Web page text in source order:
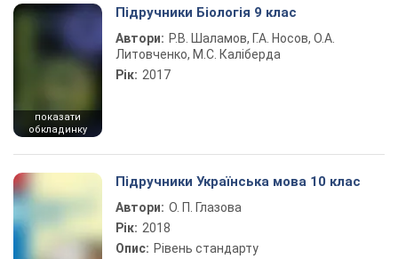
показати
обкладинку
Підручники Біологія 9 клас
Автори: Р.В. Шаламов, Г.А. Носов, О.А.
Литовченко, М.С. Каліберда
Рік: 2017
Підручники Українська мова 10 клас
Автори: О. П. Глазова
Рік: 2018
Опис: Рівень стандарту